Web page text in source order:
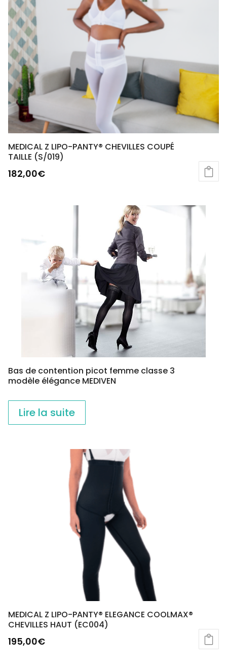
MEDICAL Z LIPO-PANTY® CHEVILLES COUPÉ
TAILLE (S/019)
182,00€
Bas de contention picot femme classe 3
modèle élégance MEDIVEN
Lire la suite
MEDICAL Z LIPO-PANTY® ELEGANCE COOLMAX®
CHEVILLES HAUT (EC004)
195,00€